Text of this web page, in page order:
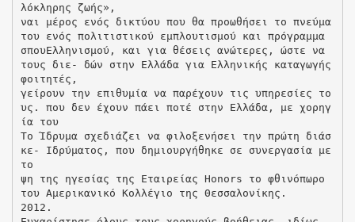
λόκληρης ζωής»,
ναι μέρος ενός δικτύου που θα προωθήσει το πνεύμα
του ενός πολιτιστικού εμπλουτισμού και πρόγραμμα
σπουΕλληνισμού, και για θέσεις ανώτερες, ώστε να
τους διε- δών στην Ελλάδα για Ελληνικής καταγωγής
φοιτητές,
γείρουν την επιθυμία να παρέχουν τις υπηρεσίες το
υς. που δεν έχουν πάει ποτέ στην Ελλάδα, με χορηγ
ία του
Το Ίδρυμα σχεδιάζει να φιλοξενήσει την πρώτη διάσ
κε- Ιδρύματος, που δημιουργήθηκε σε συνεργασία με
το
ψη της ηγεσίας της Εταιρείας Honors το φθινόπωρο
του Αμερικανικό Κολλέγιο της Θεσσαλονίκης.
2012.